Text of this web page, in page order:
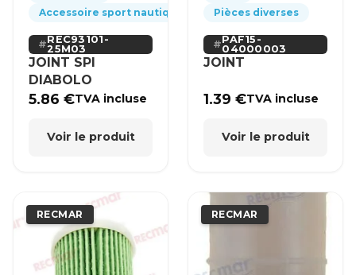
Accessoire sport nautique
REC93101-
25M03
JOINT SPI
DIABOLO
5.86€TVA incluse
Voir le produit
Pièces diverses
PAF15-
04000003
JOINT
1.39€TVA incluse
Voir le produit
RECMAR RECMAR